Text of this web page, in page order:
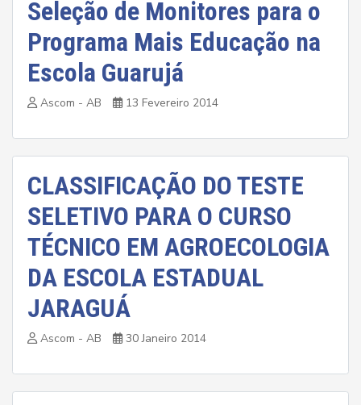
Seleção de Monitores para o
Programa Mais Educação na
Escola Guarujá
Ascom - AB 13 Fevereiro 2014
CLASSIFICAÇÃO DO TESTE
SELETIVO PARA O CURSO
TÉCNICO EM AGROECOLOGIA
DA ESCOLA ESTADUAL
JARAGUÁ
Ascom - AB 30 Janeiro 2014